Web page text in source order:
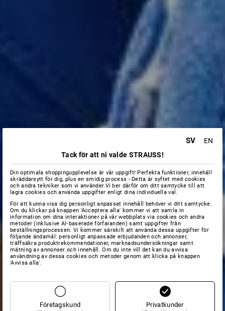
SV
EN
Tack för att ni valde STRAUSS!
Din optimala shoppingupplevelse är vår uppgift! Perfekta funktioner, innehåll
skräddarsytt för dig, plus en smidig process - Detta är syftet med cookies
och andra tekniker som vi använder.Vi ber därför om ditt samtycke till att
lagra cookies och använda uppgifter enligt dina individuella val.
För att kunna visa dig personligt anpassat innehåll behöver vi ditt samtycke.
Om du klickar på knappen 'Acceptera alla' kommer vi att samla in
information om dina interaktioner på vår webbplats via cookies och andra
metoder (inklusive AI‑baserade förfaranden) samt uppgifter från
beställningsprocessen. Vi kommer särskilt att använda dessa uppgifter för
följande ändamål: personligt anpassade erbjudanden och annonser,
träffsäkra produktrekommendationer, marknadsundersökningar samt
mätning av annonser och innehåll. Om du inte vill det kan du avvisa
användning av dessa cookies och metoder genom att klicka på knappen
'Avvisa alla'.
Företagskund Privatkunder